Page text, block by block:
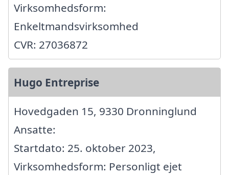
Virksomhedsform:
Enkeltmandsvirksomhed
CVR: 27036872
Hugo Entreprise
Hovedgaden 15, 9330 Dronninglund
Ansatte:
Startdato: 25. oktober 2023,
Virksomhedsform: Personligt ejet